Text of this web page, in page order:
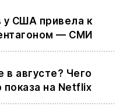
у США привела к
— СМИ
в августе? Чего
на Netflix